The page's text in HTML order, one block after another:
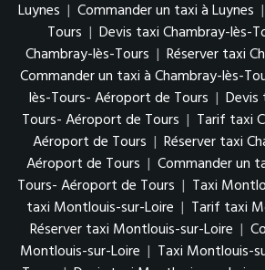
Luynes | Commander un taxi à Luynes |
Tours | Devis taxi Chambray-lès-
Chambray-lès-Tours | Réserver taxi
Commander un taxi à Chambray-lès-
lès-Tours- Aéroport de Tours | Devis
Tours- Aéroport de Tours | Tarif taxi
Aéroport de Tours | Réserver taxi
Aéroport de Tours | Commander un
Tours- Aéroport de Tours | Taxi
taxi Montlouis-sur-Loire | Tarif taxi
Réserver taxi Montlouis-sur-Loire |
Montlouis-sur-Loire | Taxi Montlouis-